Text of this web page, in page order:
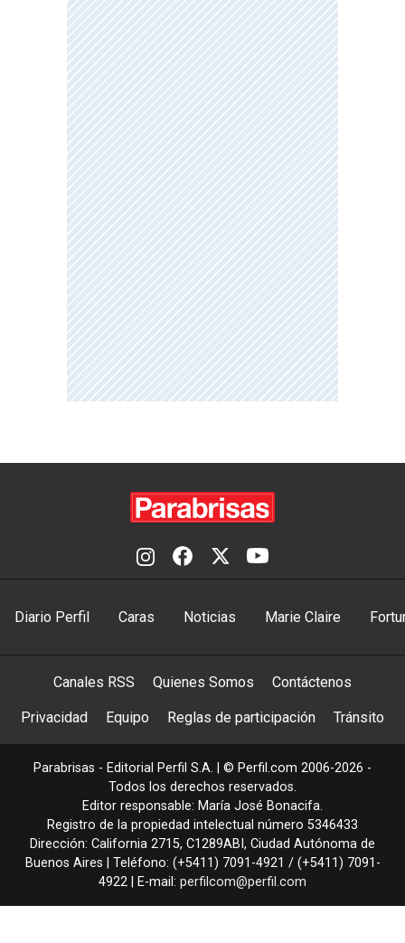
Diario Perfil Caras Noticias Marie Claire
Canales RSS Quienes Somos Contáctenos
Privacidad Equipo Reglas de participación Tránsito
Parabrisas - Editorial Perfil S.A. | © Perfil.com 2006-2026 -
Todos los derechos reservados.
Editor responsable: María José Bonacifa.
Registro de la propiedad intelectual número 5346433
Dirección: California 2715, C1289ABI , Ciudad Autónoma de
Buenos Aires | Teléfono: (+5411) 7091-4921 / (+5411) 7091-
4922 | E-mail: perfilcom@perfil.com